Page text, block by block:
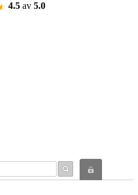
4.5 av 5.0